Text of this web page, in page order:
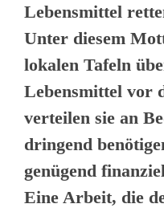
Lebensmittel
Unter diesem
lokalen Tafeln
Lebensmittel vor
verteilen sie an
dringend
genügend
Eine Arbeit, die